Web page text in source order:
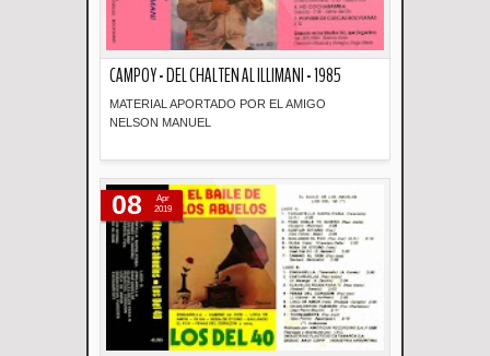
CAMPOY - DEL CHALTEN AL ILLIMANI - 1985
MATERIAL APORTADO POR EL AMIGO
NELSON MANUEL
08
Apr
2019